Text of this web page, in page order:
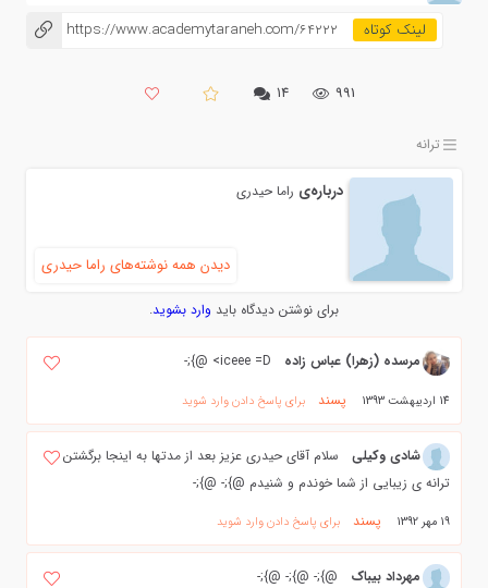
https://www.academytaraneh.com/64222
991 ۱۴
ترانه
درباره‌ی راما حیدری
دیدن همه نوشته‌های راما حیدری
برای نوشتن دیدگاه باید وارد بشوید.
مرسده (زهرا) عباس زاده iceee =D> @};-
14 اردیبهشت 1393 پسند برای پاسخ دادن وارد شوید
شادی وکیلی
سلام آقای حیدری عزیز بعد از مدتها به اینجا برگشتن
ترانه ی زیبایی از شما خوندم و شنیدم @};- @};-
19 مهر 1392 پسند برای پاسخ دادن وارد شوید
مهرداد بیباک @};- @};- @};-